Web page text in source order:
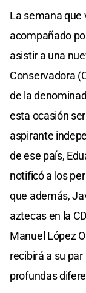
La semana que
acompañado
asistir a una
Conservadora
de la
esta ocasión
aspirante
de ese país,
notificó a los
que además,
aztecas en la
Manuel López
recibirá a su
profundas